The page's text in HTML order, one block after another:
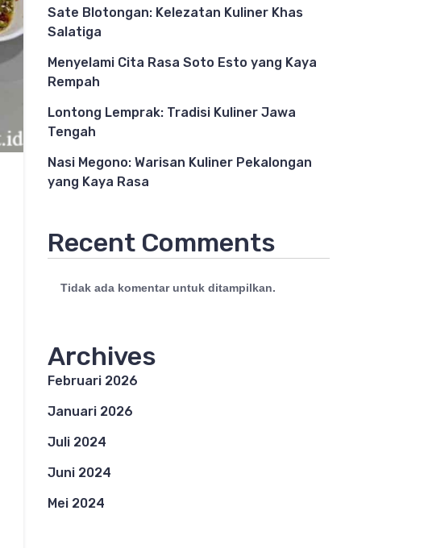
Sate Blotongan: Kelezatan Kuliner Khas
Salatiga
Menyelami Cita Rasa Soto Esto yang Kaya
Rempah
Lontong Lemprak: Tradisi Kuliner Jawa
Tengah
Nasi Megono: Warisan Kuliner Pekalongan
yang Kaya Rasa
Recent Comments
Tidak ada komentar untuk ditampilkan.
Archives
Februari 2026
Januari 2026
Juli 2024
Juni 2024
Mei 2024